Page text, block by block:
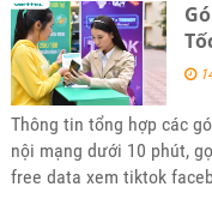
5gsimviettel.com.
Thông tin tổng hợp các
nội mạng dưới 10 phút,
free data xem tiktok